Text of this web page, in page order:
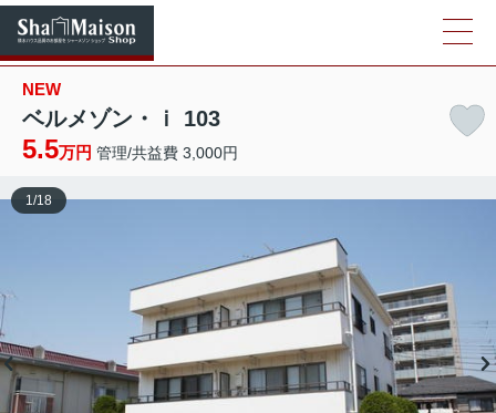
NEW
ベルメゾン・ｉ 103
5.5万円 管理/共益費 3,000円
1 /18